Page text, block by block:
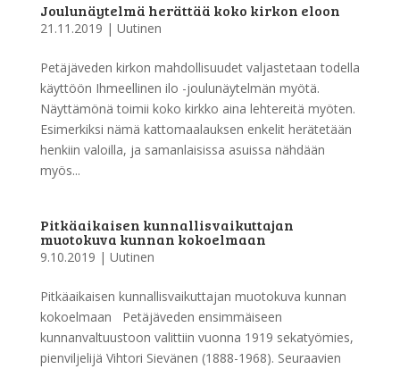
Joulunäytelmä herättää koko kirkon eloon
21.11.2019 | Uutinen
Petäjäveden kirkon mahdollisuudet valjastetaan todella
käyttöön Ihmeellinen ilo -joulunäytelmän myötä.
Näyttämönä toimii koko kirkko aina lehtereitä myöten.
Esimerkiksi nämä kattomaalauksen enkelit herätetään
henkiin valoilla, ja samanlaisissa asuissa nähdään
myös...
Pitkäaikaisen kunnallisvaikuttajan
muotokuva kunnan kokoelmaan
9.10.2019 | Uutinen
Pitkäaikaisen kunnallisvaikuttajan muotokuva kunnan
kokoelmaan Petäjäveden ensimmäiseen
kunnanvaltuustoon valittiin vuonna 1919 sekatyömies,
pienviljelijä Vihtori Sievänen (1888-1968). Seuraavien